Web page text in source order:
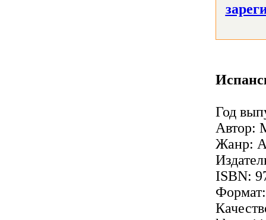
Год
Автор:
Жанр:
ISBN: